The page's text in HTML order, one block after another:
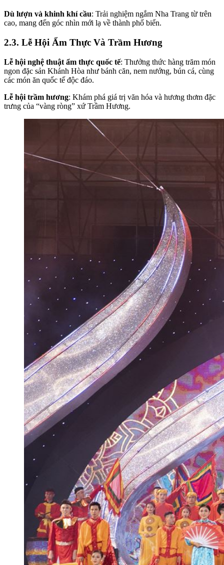
Dù lượn và khinh khí cầu: Trải nghiệm ngắm Nha Trang từ trên
cao, mang đến góc nhìn mới lạ về thành phố biển.
2.3. Lễ Hội Ẩm Thực Và Trầm Hương
Lễ hội nghệ thuật ẩm thực quốc tế: Thưởng thức hàng trăm món
ngon đặc sản Khánh Hòa như bánh căn, nem nướng, bún cá, cùng
các món ăn quốc tế độc đáo.
Lễ hội trầm hương: Khám phá giá trị văn hóa và hương thơm đặc
trưng của “vàng ròng” xứ Trầm Hương.